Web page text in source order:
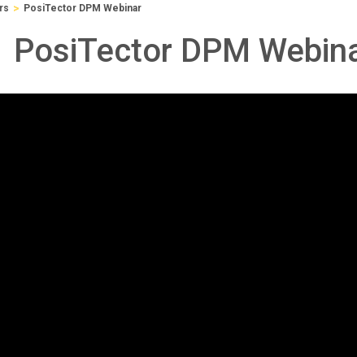
> PosiTector DPM Webinar
PosiTector DPM